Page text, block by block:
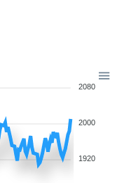
2080
2000
1920